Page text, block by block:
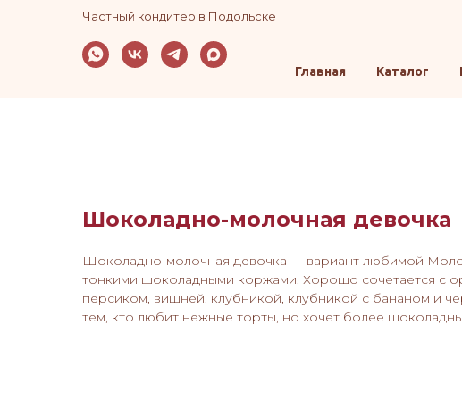
Частный кондитер в Подольске
Главная Каталог
Шоколадно-молочная девочка
Шоколадно-молочная девочка — вариант любимой
тонкими шоколадными коржами. Хорошо сочетается с
персиком, вишней, клубникой, клубникой с бананом и
тем, кто любит нежные торты, но хочет более